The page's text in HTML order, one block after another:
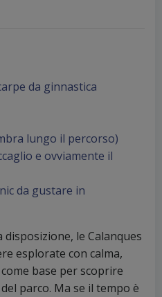
da ginnastica
lungo il percorso)
e ovviamente il
da gustare in
le Calanques
esplorate con calma,
base per scoprire
parco. Ma se il tempo è